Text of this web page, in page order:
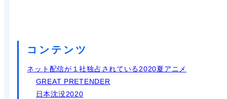
コンテンツ
ネット配信が１社独占されている2020夏アニメ
GREAT PRETENDER
日本沈没2020